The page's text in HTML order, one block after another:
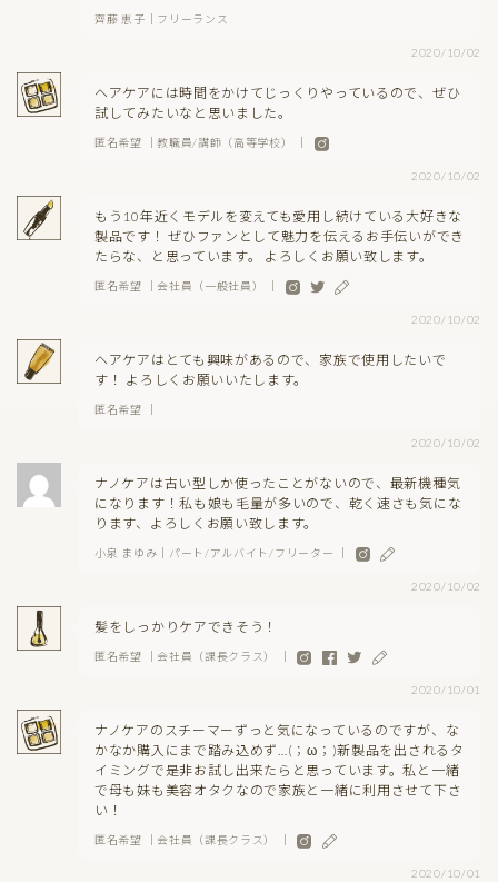
齊藤 恵子｜フリーランス
2020/10/02
ヘアケアには時間をかけてじっくりやっているので、ぜひ
試してみたいなと思いました。
匿名希望 ｜教職員/講師（高等学校） ｜
2020/10/02
もう10年近くモデルを変えても愛用し続けている大好きな
製品です！ ぜひファンとして魅力を伝えるお手伝いができ
たらな、と思っています。 よろしくお願い致します。
匿名希望 ｜会社員（一般社員） ｜
2020/10/02
ヘアケアはとても興味があるので、家族で使用したいで
す！ よろしくお願いいたします。
匿名希望 ｜
2020/10/02
ナノケアは古い型しか使ったことがないので、最新機種気
になります！私も娘も毛量が多いので、乾く速さも気にな
ります、よろしくお願い致します。
小泉 まゆみ｜パート/アルバイト/フリーター ｜
2020/10/02
髪をしっかりケアできそう！
匿名希望 ｜会社員（課長クラス） ｜
2020/10/01
ナノケアのスチーマーずっと気になっているのですが、な
かなか購入にまで踏み込めず…(；ω；)新製品を出されるタ
イミングで是非お試し出来たらと思っています。私と一緒
で母も妹も美容オタクなので家族と一緒に利用させて下さ
い！
匿名希望 ｜会社員（課長クラス） ｜
2020/10/01